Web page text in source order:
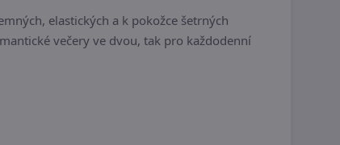
elastických a k pokožce šetrných
večery ve dvou, tak pro každodenní